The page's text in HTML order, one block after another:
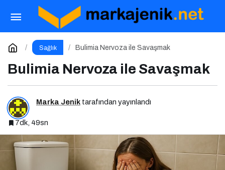
Sağlık Bulimia Nervoza ile Savaşmak
Bulimia Nervoza ile Savaşmak
Marka Jenik tarafından yayınlandı
7dk, 49sn
Anoreksiya Nervozada İyileşmek
Yorum Yap